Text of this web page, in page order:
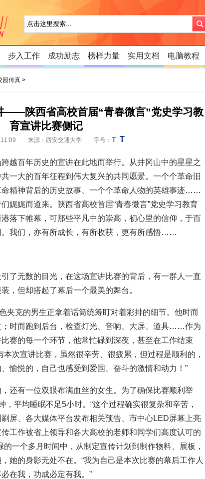
步入工作 成功励志 榜样力量 实用文档 电脑教程
园传真 >
——陕西省高校首届“青春微言”党史学习教
育宣讲比赛侧记
11:09 来源：西安交通大学 字号： T T
越百年历史的宣讲在此地而举行。从井冈山中的星星之
一大的百年征程到伟大复兴的共同愿景。一个个革命旧
精神背后的历史故事、一个个革命人物的英雄事迹……
娓娓而道来。陕西省高校首届“青春微言”党史学习教育
落下帷幕，可那些平凡中的崇高，初心里的信仰，于百
我们，亦有所成长，有所收获，更有所感悟……
了无数的目光，在这场宣讲比赛的背后，有一群人一直
，但却搭起了幕后一个最美的舞台。
夹克的男生正拿着话筒统筹盯对着彩排的细节。他时而
；时而跑到后台，检查灯光、音响、大屏、道具……作为
赛的每一个环节，他常忙碌到深夜，甚至在工作结束
本次宣讲比赛，虽然很辛劳、很疲累，但过程是顺利的，
愉悦的，自己也感受到爱国、奋斗的激情和动力！”
还有一位双眼布满血丝的女生。为了确保比赛顺利举
，平均睡眠不足5小时。“这个过程确实很复杂和辛苦，
屏、各大媒体平台发布相关预告、市中心LED屏幕上亮
工作被省上领导和各大高校的老师和同学们高度认可的
的一个多月时间中，从制定宣传计划到制作物料、展板，
她的身影无处不在。“我为自己是本次比赛的幕后工作人
在我，功成必定有我。”